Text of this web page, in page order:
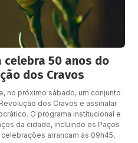
celebra 50 anos do
dos Cravos
no próximo sábado, um conjunto
dos Cravos e assinalar
O programa institucional e
da cidade, incluindo os Paços
arrancam às 09h45,